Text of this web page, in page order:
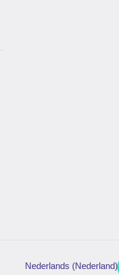
Nederlands (Nederland)